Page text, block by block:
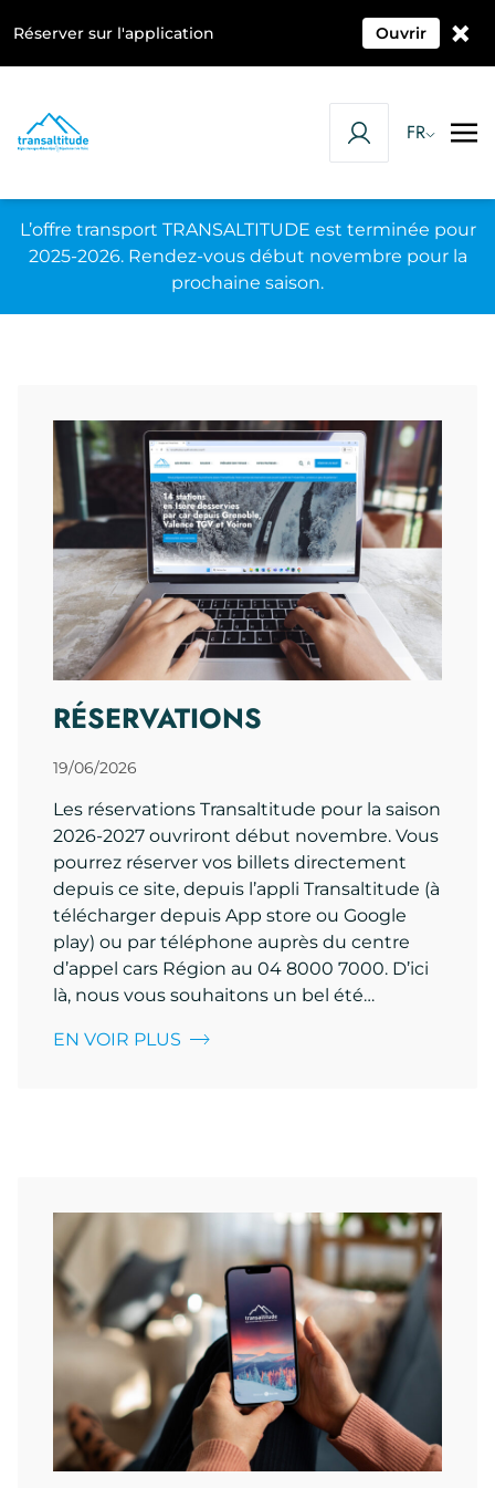
Réserver sur l'application Ouvrir ×
FR
L’offre transport TRANSALTITUDE est terminée pour
2025-2026. Rendez-vous début novembre pour la
prochaine saison.
RÉSERVATIONS
19/06/2026
Les réservations Transaltitude pour la saison
2026-2027 ouvriront début novembre. Vous
pourrez réserver vos billets directement
depuis ce site, depuis l’appli Transaltitude (à
télécharger depuis App store ou Google
play) ou par téléphone auprès du centre
d’appel cars Région au 04 8000 7000. D’ici
là, nous vous souhaitons un bel été…
EN VOIR PLUS